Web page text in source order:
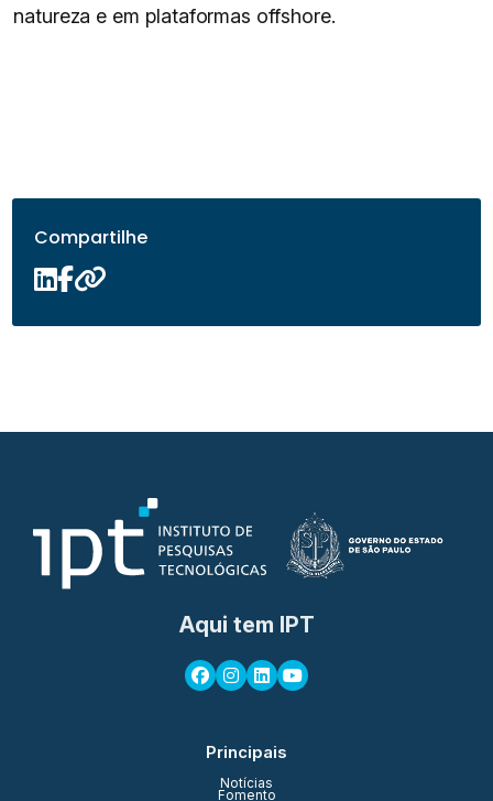
natureza e em plataformas offshore.
Compartilhe
Aqui tem IPT
Principais
Notícias
Fomento